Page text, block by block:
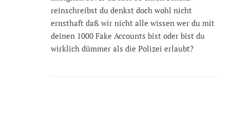
reinschreibst du denkst doch wohl nicht
ernsthaft daß wir nicht alle wissen wer du mit
deinen 1000 Fake Accounts bist oder bist du
wirklich dümmer als die Polizei erlaubt?